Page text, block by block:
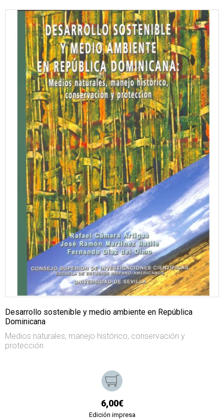
Desarrollo sostenible y medio ambiente en República
Dominicana
Medios naturales, manejo histórico, conservación y
protección
6,00€
Edición impresa